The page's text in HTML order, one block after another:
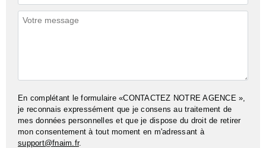
*
Commentaires
En complétant le formulaire «CONTACTEZ NOTRE AGENCE »,
je reconnais expressément que je consens au traitement de
mes données personnelles et que je dispose du droit de retirer
mon consentement à tout moment en m'adressant à
support@fnaim.fr.